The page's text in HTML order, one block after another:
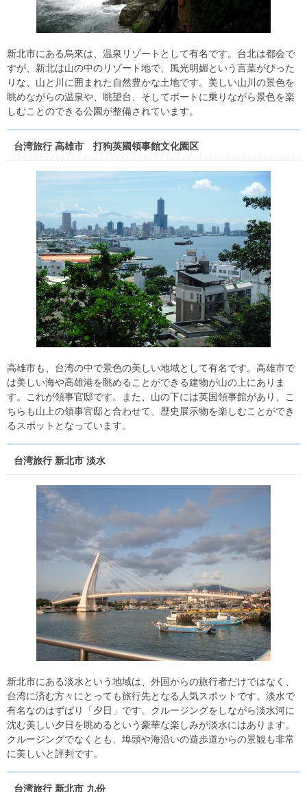
新北市にある烏來は、温泉リゾートとして有名です。台北は都会で
すが、新北は山の中のリゾート地で、風光明媚という言葉がぴった
りな、山と川に囲まれた自然豊かな土地です。美しい山川の景色を
眺めながらの温泉や、眺望台、そしてボートに乗りながら景色を楽
しむことのできる公園が整備されています。
台湾旅行 高雄市 打狗英國領事館文化園区
高雄市も、台湾の中で景色の美しい地域として有名です。高雄市で
は美しい海や高雄港を眺めることができる建物が山の上にありま
す。これが領事官邸です。また、山の下には英国領事館があり、こ
ちらも山上の領事官邸と合わせて、歴史展示物を楽しむことができ
るスポットとなっています。
台湾旅行 新北市 淡水
新北市にある淡水という地域は、外国からの旅行者だけではなく、
台湾に済む方々にとっても旅行先となる人気スポットです。淡水で
有名なのはずばり「夕日」です。クルージングをしながら淡水河に
沈む美しい夕日を眺めるという豪華な楽しみが淡水にはあります。
クルージングでなくとも、埠頭や海沿いの遊歩道からの景観も非常
に美しいと評判です。
台湾旅行 新北市 九份